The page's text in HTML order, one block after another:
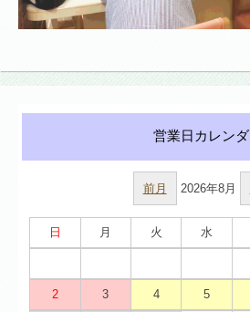
前月 2026年8月
日 月 火 水
2 3 4 5